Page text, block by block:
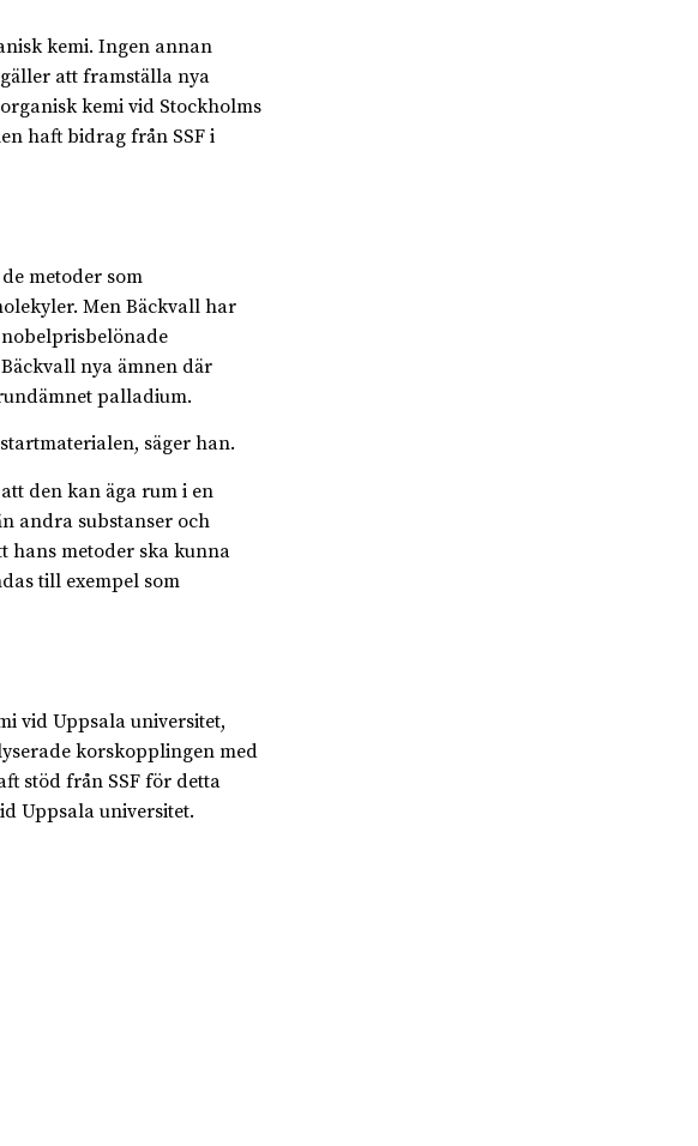
kemi. Ingen annan
att framställa nya
kemi vid Stockholms
haft bidrag från SSF i
metoder som
Men Bäckvall har
nya ämnen där
palladium.
säger han.
den kan äga rum i en
andra substanser och
hans metoder ska kunna
till exempel som
vid Uppsala universitet,
korskopplingen med
stöd från SSF för detta
Uppsala universitet.